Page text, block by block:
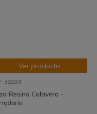
Ver producto
39293
Resina Calavera -